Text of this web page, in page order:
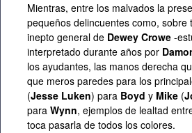
Mientras, entre los malvados la
pequeños delincuentes como, sobre
inepto general de Dewey Crowe -
interpretado durante años por
los ayudantes, las manos derecha
que meros paredes para los
(Jesse Luken) para Boyd y Mike (
para Wynn, ejemplos de lealtad
toca pasarla de todos los colores.